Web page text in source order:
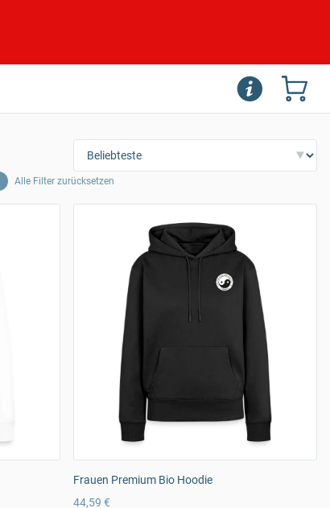
Alle Filter zurücksetzen
Frauen Premium Bio Hoodie
44,59 €